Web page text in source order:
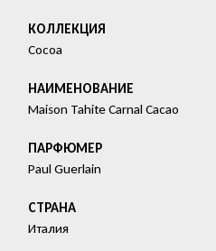
КОЛЛЕКЦИЯ
Cocoa
HАИМЕНОВАНИЕ
Maison Tahite Carnal Cacao
ПАРФЮМЕР
Paul Guerlain
СТРАНА
Италия